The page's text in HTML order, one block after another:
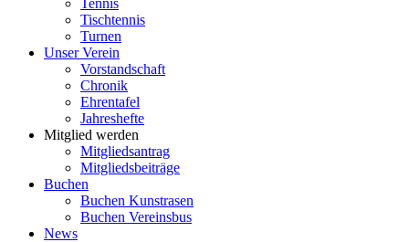
Tennis
Tischtennis
Turnen
Unser Verein
Vorstandschaft
Chronik
Ehrentafel
Jahreshefte
Mitglied werden
Mitgliedsantrag
Mitgliedsbeiträge
Buchen
Buchen Kunstrasen
Buchen Vereinsbus
News